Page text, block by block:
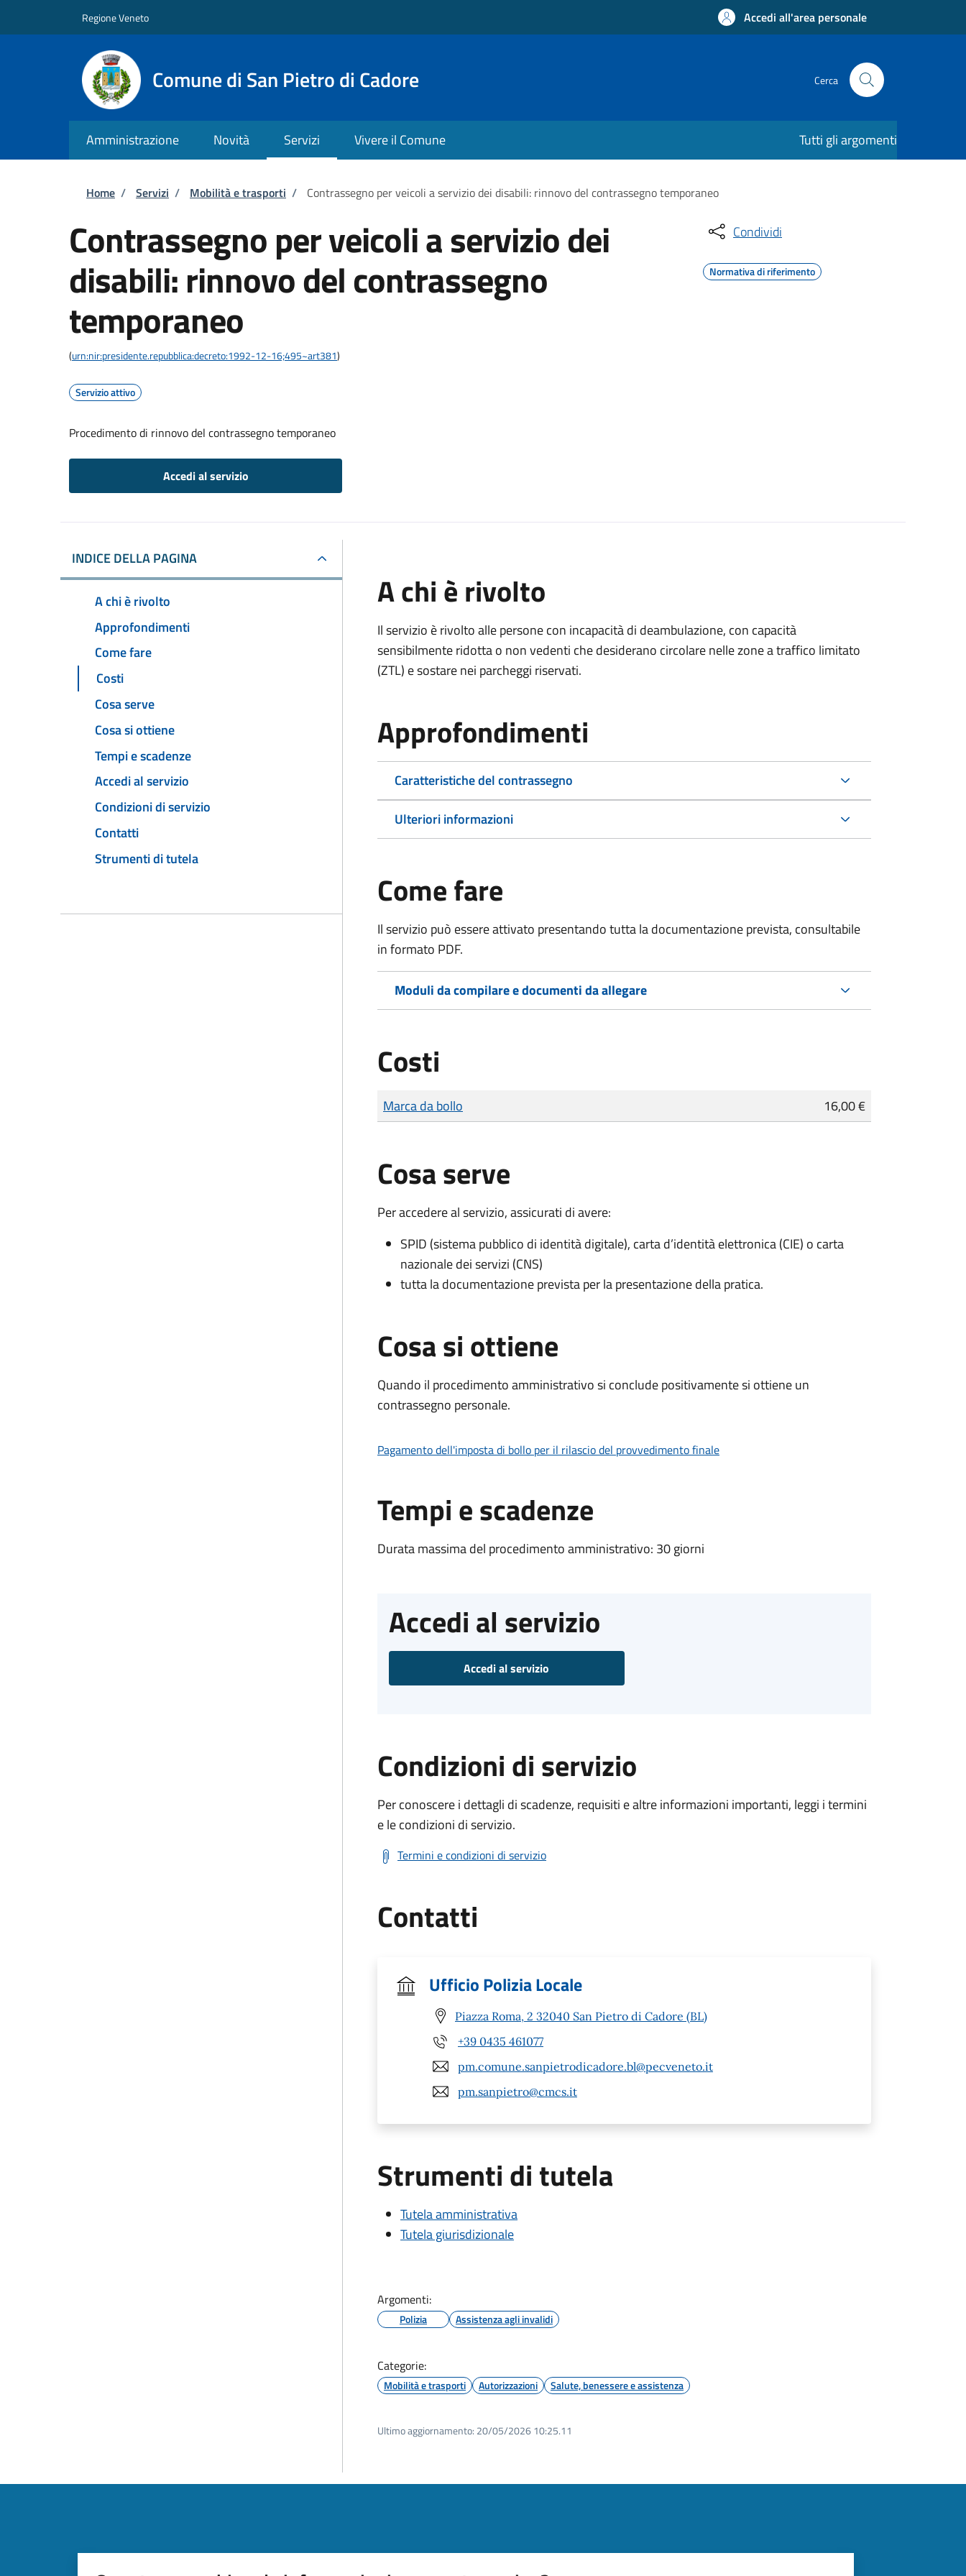
Regione Veneto Accedi all'area personale
Comune di San Pietro di Cadore Cerca
Amministrazione Novità Servizi Vivere il Comune Tutti gli argomenti
Briciole di pane
Home / Servizi / Mobilità e trasporti / Contrassegno per veicoli a servizio dei disabili: rinnovo del contrassegno temporaneo
Contrassegno per veicoli a servizio dei
disabili: rinnovo del contrassegno
temporaneo
(urn:nir:presidente.repubblica:decreto:1992-12-16;495~art381)
Servizio attivo
Procedimento di rinnovo del contrassegno temporaneo
Accedi al servizio
Condividi
Normativa di riferimento
INDICE DELLA PAGINA
A chi è rivolto
Approfondimenti
Come fare
Costi
Cosa serve
Cosa si ottiene
Tempi e scadenze
Accedi al servizio
Condizioni di servizio
Contatti
Strumenti di tutela
A chi è rivolto
Il servizio è rivolto alle persone con incapacità di deambulazione, con capacità
sensibilmente ridotta o non vedenti che desiderano circolare nelle zone a traffico limitato
(ZTL) e sostare nei parcheggi riservati.
Approfondimenti
Caratteristiche del contrassegno
Ulteriori informazioni
Come fare
Il servizio può essere attivato presentando tutta la documentazione prevista, consultabile
in formato PDF.
Moduli da compilare e documenti da allegare
Costi
Tipo di pagamento
Importo
Marca da bollo 16,00 €
Cosa serve
Per accedere al servizio, assicurati di avere:
SPID (sistema pubblico di identità digitale), carta d’identità elettronica (CIE) o carta
nazionale dei servizi (CNS)
tutta la documentazione prevista per la presentazione della pratica.
Cosa si ottiene
Quando il procedimento amministrativo si conclude positivamente si ottiene un
contrassegno personale.
Pagamento dell'imposta di bollo per il rilascio del provvedimento finale
Tempi e scadenze
Durata massima del procedimento amministrativo: 30 giorni
Accedi al servizio
Accedi al servizio
Condizioni di servizio
Per conoscere i dettagli di scadenze, requisiti e altre informazioni importanti, leggi i termini
e le condizioni di servizio.
Termini e condizioni di servizio
Contatti
Ufficio Polizia Locale
Piazza Roma, 2 32040 San Pietro di Cadore (BL)
+39 0435 461077
pm.comune.sanpietrodicadore.bl@pecveneto.it
pm.sanpietro@cmcs.it
Strumenti di tutela
Tutela amministrativa
Tutela giurisdizionale
Argomenti:
Polizia Assistenza agli invalidi
Categorie:
Mobilità e trasporti Autorizzazioni Salute, benessere e assistenza
Ultimo aggiornamento: 20/05/2026 10:25.11